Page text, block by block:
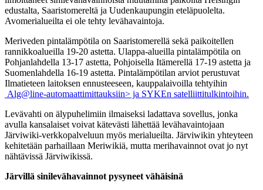
edustalta, Saaristomereltä ja Uudenkaupungin eteläpuolelta.
Avomerialueilta ei ole tehty levähavaintoja.
Meriveden pintalämpötila on Saaristomerellä sekä paikoitellen
rannikkoalueilla 19-20 astetta. Ulappa-alueilla pintalämpötila on
Pohjanlahdella 13-17 astetta, Pohjoisella Itämerellä 17-19 astetta ja
Suomenlahdella 16-19 astetta. Pintalämpötilan arviot perustuvat
Ilmatieteen laitoksen ennusteeseen, kauppalaivoilla tehtyihin
Alg@line-automaattimittauksiin> ja SYKEn satelliittitulkintoihin.
Levävahti on älypuhelimiin ilmaiseksi ladattava sovellus, jonka
avulla kansalaiset voivat kätevästi lähettää levähavaintojaan
Järviwiki-verkkopalveluun myös merialueilta. Järviwikin yhteyteen
kehitetään parhaillaan Meriwikiä, mutta merihavainnot ovat jo nyt
nähtävissä Järviwikissä.
Järvillä sinilevähavainnot pysyneet vähäisinä